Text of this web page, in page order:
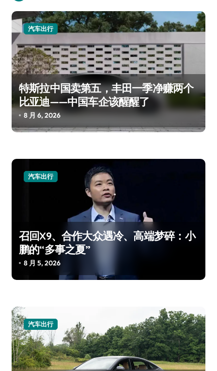
汽车出行
特斯拉中国卖第五，丰田一季净赚两个
比亚迪——中国车企该醒醒了
8 月 6, 2026
汽车出行
召回X9、合作大众遇冷、高端梦碎：小
鹏的“多事之夏”
8 月 5, 2026
汽车出行